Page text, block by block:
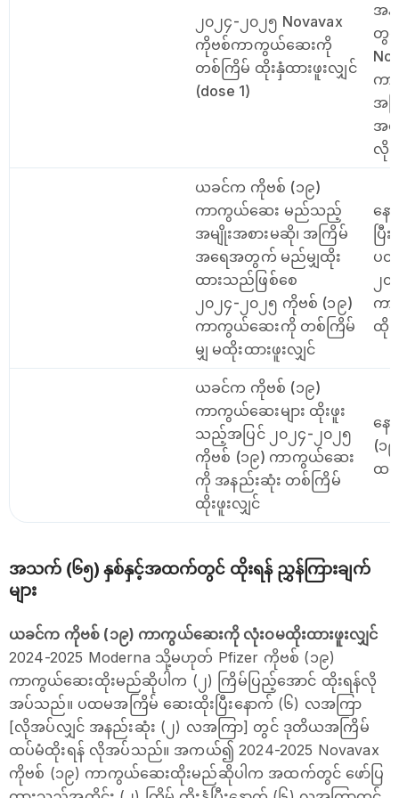
၂၀၂၄-၂၀၂၅ Novavax
ကိုဗစ်ကာကွယ်ဆေးကို
တစ်ကြိမ် ထိုးနှံထားဖူးလျှင်
(dose 1)
အန
တွင်
က
အက
အန
လို
ယခင်က ကိုဗစ် (၁၉)
ကာကွယ်ဆေး မည်သည့်
အမျိုးအစားမဆို၊ အကြိမ်
အရေအတွက် မည်မျှထိုး
ထားသည်ဖြစ်စေ
၂၀၂၄-၂၀၂၅ ကိုဗစ် (၁၉)
ကာကွယ်ဆေးကို တစ်ကြိမ်
မျှ မထိုးထားဖူးလျှင်
နေ
ပြီ
ပတ်
၂
က
ထို
ယခင်က ကိုဗစ် (၁၉)
ကာကွယ်ဆေးများ ထိုးဖူး
သည့်အပြင် ၂၀၂၄-၂၀၂၅
ကိုဗစ် (၁၉) ကာကွယ်ဆေး
ကို အနည်းဆုံး တစ်ကြိမ်
ထိုးဖူးလျှင်
န
(၁
ထပ်
အသက် (၆၅) နှစ်နှင့်အထက်တွင် ထိုးရန် ညွှန်ကြားချက်
များ
ယခင်က ကိုဗစ် (၁၉) ကာကွယ်ဆေးကို လုံးဝမထိုးထားဖူးလျှင်
2024-2025 Moderna သို့မဟုတ် Pfizer ကိုဗစ် (၁၉)
ကာကွယ်ဆေးထိုးမည်ဆိုပါက (၂) ကြိမ်ပြည့်အောင် ထိုးရန်လို
အပ်သည်။ ပထမအကြိမ် ဆေးထိုးပြီးနောက် (၆) လအကြာ
[လိုအပ်လျှင် အနည်းဆုံး (၂) လအကြာ] တွင် ဒုတိယအကြိမ်
ထပ်မံထိုးရန် လိုအပ်သည်။ အကယ်၍ 2024-2025 Novavax
ကိုဗစ် (၁၉) ကာကွယ်ဆေးထိုးမည်ဆိုပါက အထက်တွင် ဖော်ပြ